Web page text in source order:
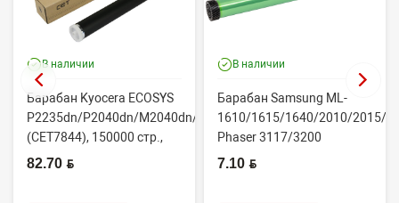
В наличии
Барабан Kyocera ECOSYS
P2235dn/P2040dn/M2040dn/M2540dw
(CET7844), 150000 стр.,
Япония
82.70 BYN
В наличии
Барабан Samsung ML-
1610/1615/1640/2010/2015/
Phaser 3117/3200
(CONTENT)
7.10 BYN